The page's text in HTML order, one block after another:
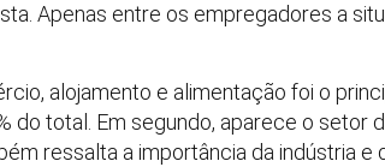
Apenas entre os empregadores a
alojamento e alimentação foi o
do total. Em segundo, aparece o setor
ressalta a importância da indústria